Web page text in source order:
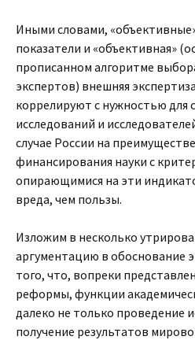
Иными словами,
показатели и «объективная»
прописанном алгоритме
экспертов) внешняя
коррелируют с нужностью для
исследований и
случае России на
финансирования науки с
опирающимися на эти
вреда, чем пользы.
Изложим в несколько
аргументацию в обоснование
того, что, вопреки
реформы, функции
далеко не только проведение
получение результатов